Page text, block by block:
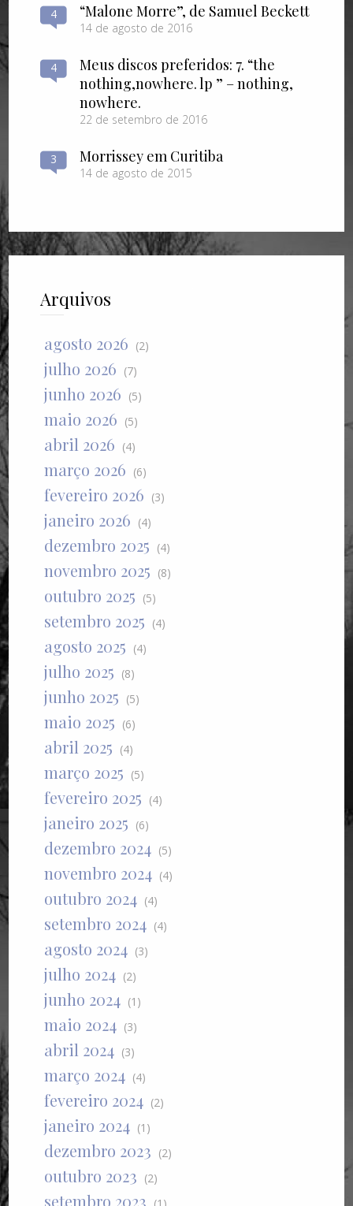
4 “Malone Morre”, de Samuel Beckett
14 de agosto de 2016
4
Meus discos preferidos: 7. “the
nothing​,​nowhere. lp ” – nothing​,​
nowhere.
22 de setembro de 2016
3 Morrissey em Curitiba
14 de agosto de 2015
Arquivos
agosto 2026 (2)
julho 2026 (7)
junho 2026 (5)
maio 2026 (5)
abril 2026 (4)
março 2026 (6)
fevereiro 2026 (3)
janeiro 2026 (4)
dezembro 2025 (4)
novembro 2025 (8)
outubro 2025 (5)
setembro 2025 (4)
agosto 2025 (4)
julho 2025 (8)
junho 2025 (5)
maio 2025 (6)
abril 2025 (4)
março 2025 (5)
fevereiro 2025 (4)
janeiro 2025 (6)
dezembro 2024 (5)
novembro 2024 (4)
outubro 2024 (4)
setembro 2024 (4)
agosto 2024 (3)
julho 2024 (2)
junho 2024 (1)
maio 2024 (3)
abril 2024 (3)
março 2024 (4)
fevereiro 2024 (2)
janeiro 2024 (1)
dezembro 2023 (2)
outubro 2023 (2)
setembro 2023